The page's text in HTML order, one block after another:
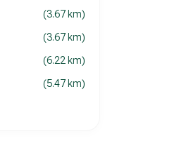
(3.67 km)
(3.67 km)
(6.22 km)
(5.47 km)